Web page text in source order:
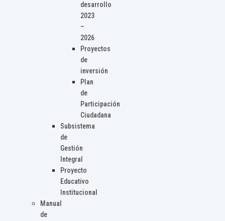
desarrollo
2023
–
2026
Proyectos
de
inversión
Plan
de
Participación
Ciudadana
Subsistema
de
Gestión
Integral
Proyecto
Educativo
Institucional
Manual
de